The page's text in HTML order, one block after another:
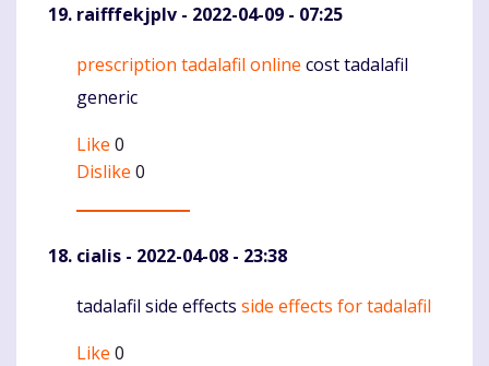
raifffekjplv - 2022-04-09 - 07:25
Komentaras
prescription tadalafil online cost tadalafil
generic
Like 0
Dislike 0
cialis - 2022-04-08 - 23:38
Komentaras
tadalafil side effects side effects for tadalafil
Like 0